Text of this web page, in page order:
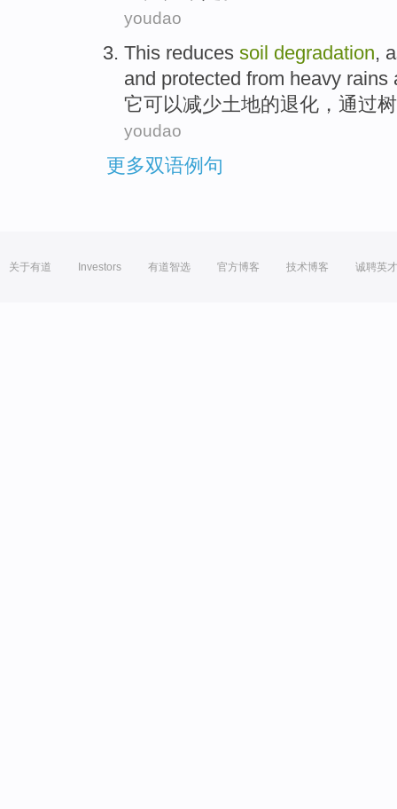
youdao
This reduces soil degradation,
and protected from heavy rains
它可以减少土地的退化 ， 通过
youdao
更多双语例句
关于有道 Investors 有道智选 官方博客 技术博客 诚聘英才